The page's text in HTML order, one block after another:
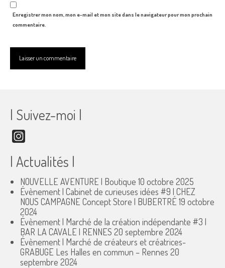
Enregistrer mon nom, mon e-mail et mon site dans le navigateur pour mon prochain
commentaire.
| Suivez-moi |
| Actualités |
NOUVELLE AVENTURE | Boutique 10 octobre 2025
Évènement | Cabinet de curieuses idées #9 | CHEZ
NOUS CAMPAGNE Concept Store | BUBERTRÉ 19 octobre
2024
Évènement | Marché de la création indépendante #3 |
BAR LA CAVALE | RENNES 20 septembre 2024
Évènement | Marché de créateurs et créatrices-
GRABUGE Les Halles en commun – Rennes 20
septembre 2024